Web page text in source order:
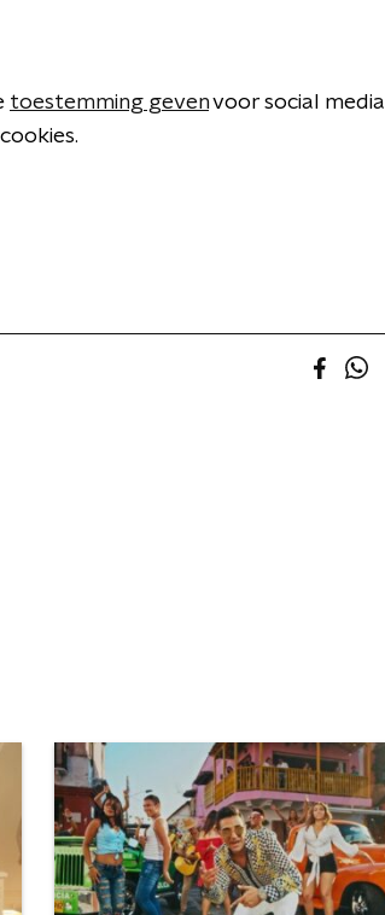
toestemming gevenvoor social media
cookies.